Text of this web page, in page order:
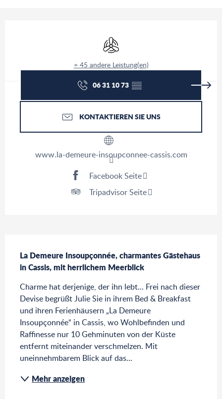
Klimaanlage
+ 45 andere Leistung(en)
06 31 10 73▒▒
KONTAKTIEREN SIE UNS
www.la-demeure-insoupconnee-cassis.com
Facebook Seite
Tripadvisor Seite
La Demeure Insoupçonnée, charmantes Gästehaus
in Cassis, mit herrlichem Meerblick
Charme hat derjenige, der ihn lebt... Frei nach dieser
Devise begrüßt Julie Sie in ihrem Bed & Breakfast
und ihren Ferienhäusern „La Demeure
Insoupçonnée“ in Cassis, wo Wohlbefinden und
Raffinesse nur 10 Gehminuten von der Küste
entfernt miteinander verschmelzen. Mit
uneinnehmbarem Blick auf das...
Mehr anzeigen